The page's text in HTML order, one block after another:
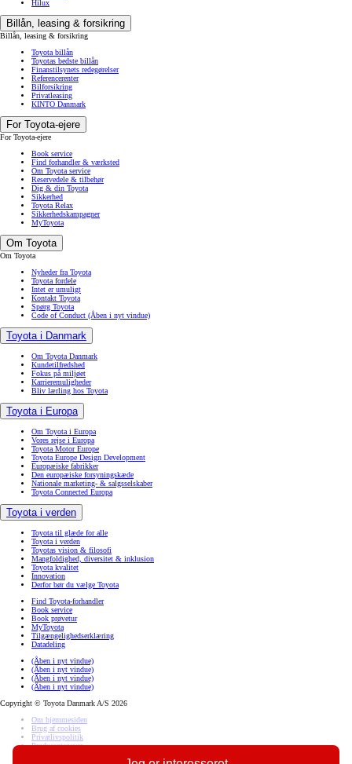
Hilux
Billån, leasing & forsikring
Billån, leasing & forsikring
Toyota billån
Toyotas bedste billån
Finanstilsynets redegørelser
Referencerenter
Bilforsikring
Privatleasing
KINTO Danmark
For Toyota-ejere
For Toyota-ejere
Book service
Find forhandler & værksted
Om Toyota service
Reservedele & tilbehør
Dig & din Toyota
Sikkerhed
Toyota Relax
Sikkerhedskampagner
MyToyota
Om Toyota
Om Toyota
Nyheder fra Toyota
Toyota fordele
Intet er umuligt
Kontakt Toyota
Spørg Toyota
Code of Conduct (Åben i nyt vindue)
Toyota i Danmark
Om Toyota Danmark
Kundetilfredshed
Fokus på miljøet
Karrieremuligheder
Bliv lærling hos Toyota
Toyota i Europa
Om Toyota i Europa
Vores rejse i Europa
Toyota Motor Europe
Toyota Europe Design Development
Europæiske fabrikker
Den europæiske forsyningskæde
Nationale marketing- & salgsselskaber
Toyota Connected Europa
Toyota i verden
Toyota til glæde for alle
Toyota i verden
Toyotas vision & filosofi
Mangfoldighed, diversitet & inklusion
Toyota kvalitet
Innovation
Derfor bør du vælge Toyota
Find Toyota-forhandler
Book service
Book prøvetur
MyToyota
Tilgængelighedserklæring
Datadeling
(Åben i nyt vindue)
(Åben i nyt vindue)
(Åben i nyt vindue)
(Åben i nyt vindue)
Copyright © Toyota Danmark A/S 2026
Om hjemmesiden
Brug af cookies
Privatlivspolitik
Producentansvar